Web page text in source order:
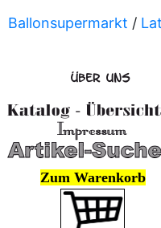
Ballonsupermarkt /
Zum Warenkorb